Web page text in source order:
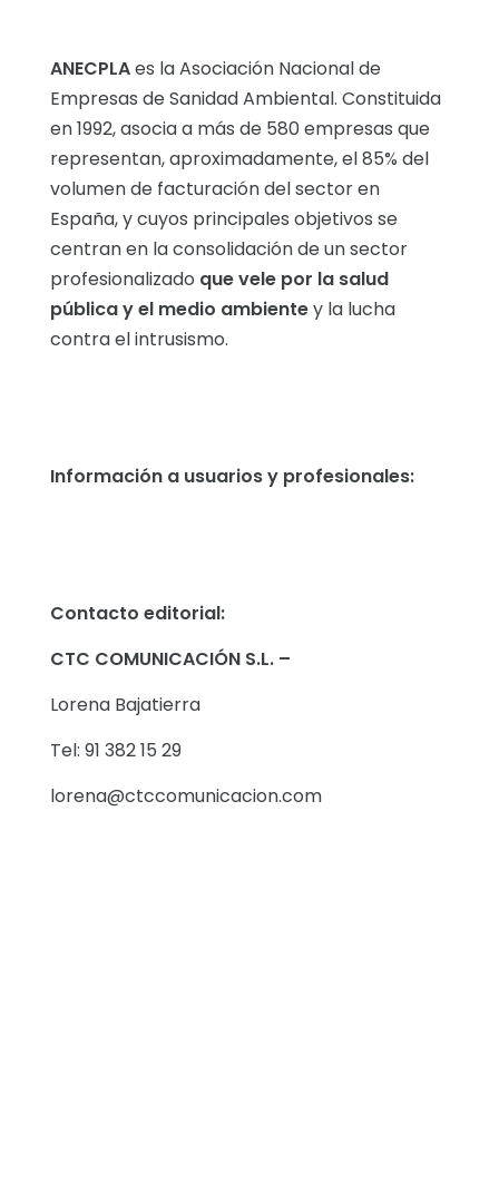
ANECPLAes la Asociación Nacional de
Empresas de Sanidad Ambiental. Constituida
en 1992, asocia a más de 580 empresas que
representan, aproximadamente, el 85% del
volumen de facturación del sector en
España, y cuyos principales objetivos se
centran en la consolidación de un sector
profesionalizado que vele por la salud
pública y el medio ambientey la lucha
contra el intrusismo.
Información a usuarios y profesionales:
Contacto editorial:
CTC COMUNICACIÓN S.L. –
Lorena Bajatierra
Tel: 91 382 15 29
lorena@ctccomunicacion.com